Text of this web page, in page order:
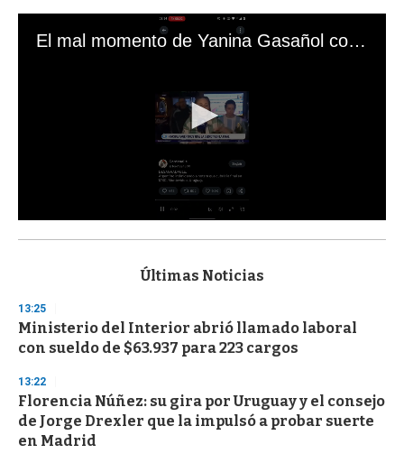
El mal momento de Yanina Gasañol con un hincha argentino en "Subrayado"
s
d
s
o
f
3
s
e
c
o
Últimas Noticias
13:25
Ministerio del Interior abrió llamado laboral
con sueldo de $63.937 para 223 cargos
13:22
Florencia Núñez: su gira por Uruguay y el consejo
de Jorge Drexler que la impulsó a probar suerte
en Madrid